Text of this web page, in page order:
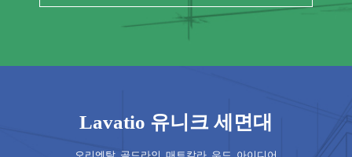
Lavatio 유니크 세면대